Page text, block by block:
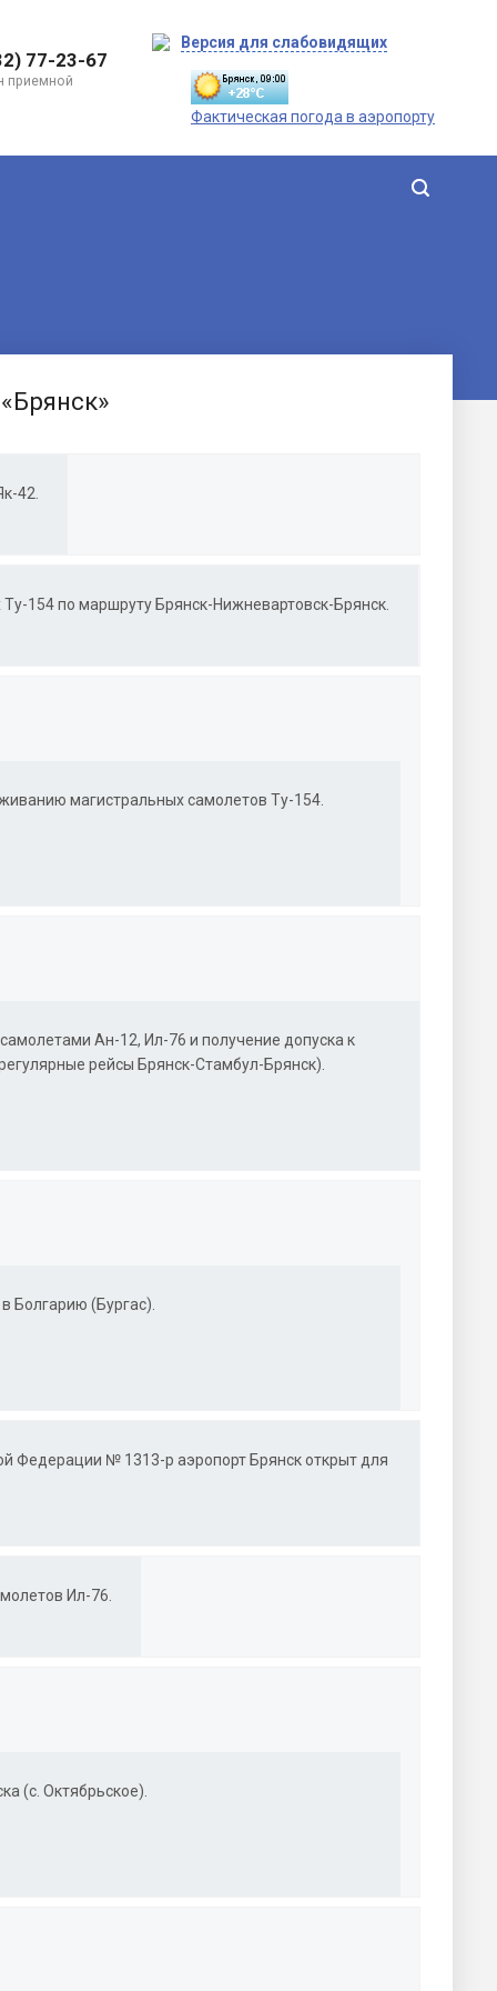
Версия для слабовидящих
Фактическая погода в аэропорту
77-23-67
приемной
42.
154 по маршруту Брянск-Нижневартовск-Брянск.
магистральных самолетов Ту-154.
Ан-12, Ил-76 и получение допуска к
рейсы Брянск-Стамбул-Брянск).
Болгарию (Бургас).
Федерации № 1313-р аэропорт Брянск открыт для
Ил-76.
(с. Октябрьское).